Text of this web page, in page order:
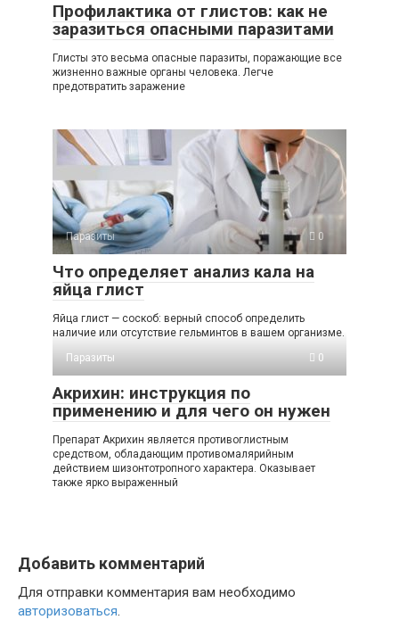
Профилактика от глистов: как не
заразиться опасными паразитами
Глисты это весьма опасные паразиты, поражающие все
жизненно важные органы человека. Легче
предотвратить заражение
Паразиты 0
Что определяет анализ кала на
яйца глист
Яйца глист — соскоб: верный способ определить
наличие или отсутствие гельминтов в вашем организме.
Паразиты
0
Акрихин: инструкция по
применению и для чего он нужен
Препарат Акрихин является противоглистным
средством, обладающим противомалярийным
действием шизонтотропного характера. Оказывает
также ярко выраженный
Добавить комментарий
Для отправки комментария вам необходимо
авторизоваться.